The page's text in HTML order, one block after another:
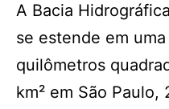
A Bacia
se estende em
quilômetros
km² em São Paulo,